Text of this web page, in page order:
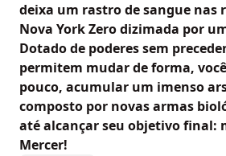
deixa um rastro de sangue nas
Nova York Zero dizimada por
Dotado de poderes sem
permitem mudar de forma,
pouco, acumular um imenso
composto por novas armas
até alcançar seu objetivo final:
Mercer!